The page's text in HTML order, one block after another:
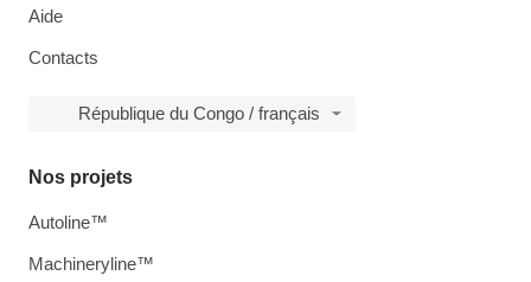
Aide
Contacts
République du Congo / français
Nos projets
Autoline™
Machineryline™